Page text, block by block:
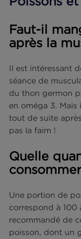
test,
Nous nous
proviennent
Thon Listao au